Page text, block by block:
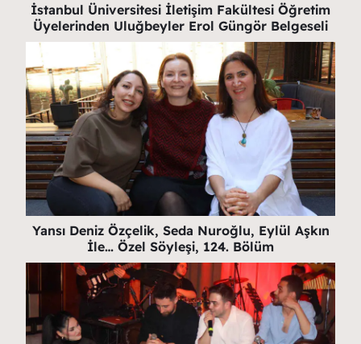
İstanbul Üniversitesi İletişim Fakültesi Öğretim
Üyelerinden Uluğbeyler Erol Güngör Belgeseli
Yansı Deniz Özçelik, Seda Nuroğlu, Eylül Aşkın
İle… Özel Söyleşi, 124. Bölüm